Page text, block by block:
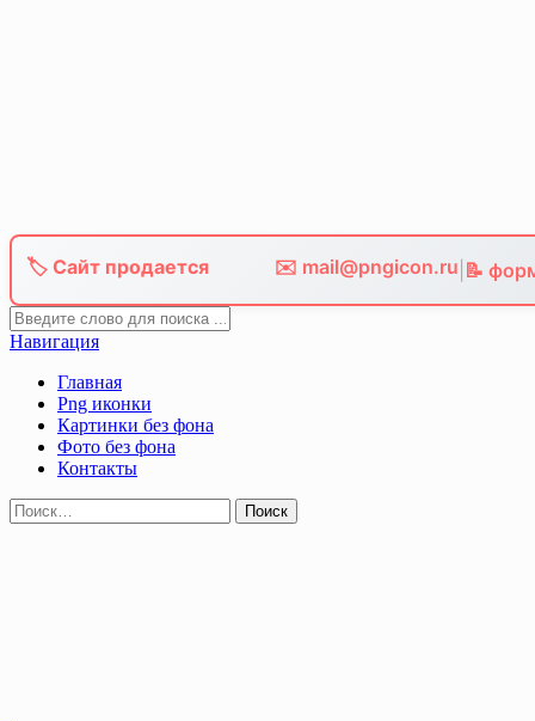
🏷️ Сайт продается ✉️ mail@pngicon.ru 📝
Навигация
Главная
Png иконки
Картинки без фона
Фото без фона
Контакты
Найти: